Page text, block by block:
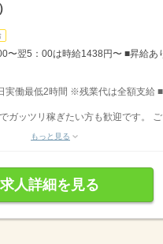
翌5：00は時給1438円〜 ■昇給あ
働最低2時間 ※残業代は全額支給 ■
ッツリ稼ぎたい方も歓迎です。 ご
もっと見る
求人詳細を見る